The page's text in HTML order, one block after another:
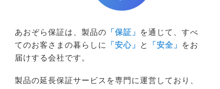
あおぞら保証は、製品の 「保証」 を通じて、すべ
てのお客さまの暮らしに 「安心」 と 「安全」 をお
届けする会社です。
製品の延長保証サービスを専門に運営しており、